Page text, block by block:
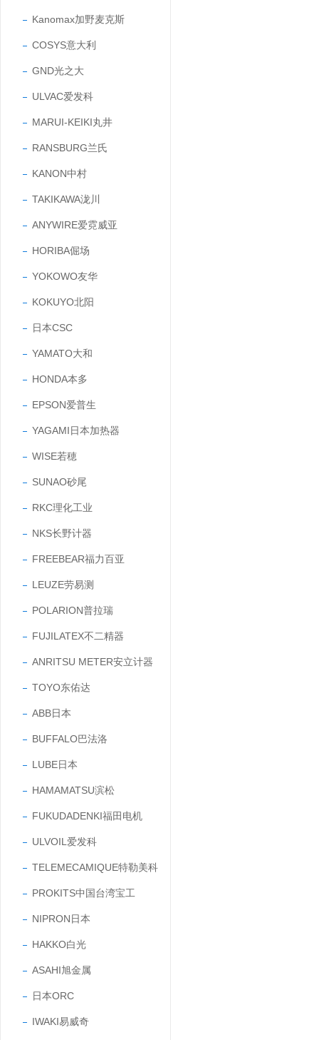
Kanomax加野麦克斯
COSYS意大利
GND光之大
ULVAC爱发科
MARUI-KEIKI丸井
RANSBURG兰氏
KANON中村
TAKIKAWA泷川
ANYWIRE爱霓威亚
HORIBA倔场
YOKOWO友华
KOKUYO北阳
日本CSC
YAMATO大和
HONDA本多
EPSON爱普生
YAGAMI日本加热器
WISE若穂
SUNAO砂尾
RKC理化工业
NKS长野计器
FREEBEAR福力百亚
LEUZE劳易测
POLARION普拉瑞
FUJILATEX不二精器
ANRITSU METER安立计器
TOYO东佑达
ABB日本
BUFFALO巴法洛
LUBE日本
HAMAMATSU滨松
FUKUDADENKI福田电机
ULVOIL爱发科
TELEMECAMIQUE特勒美科
PROKITS中国台湾宝工
NIPRON日本
HAKKO白光
ASAHI旭金属
日本ORC
IWAKI易威奇